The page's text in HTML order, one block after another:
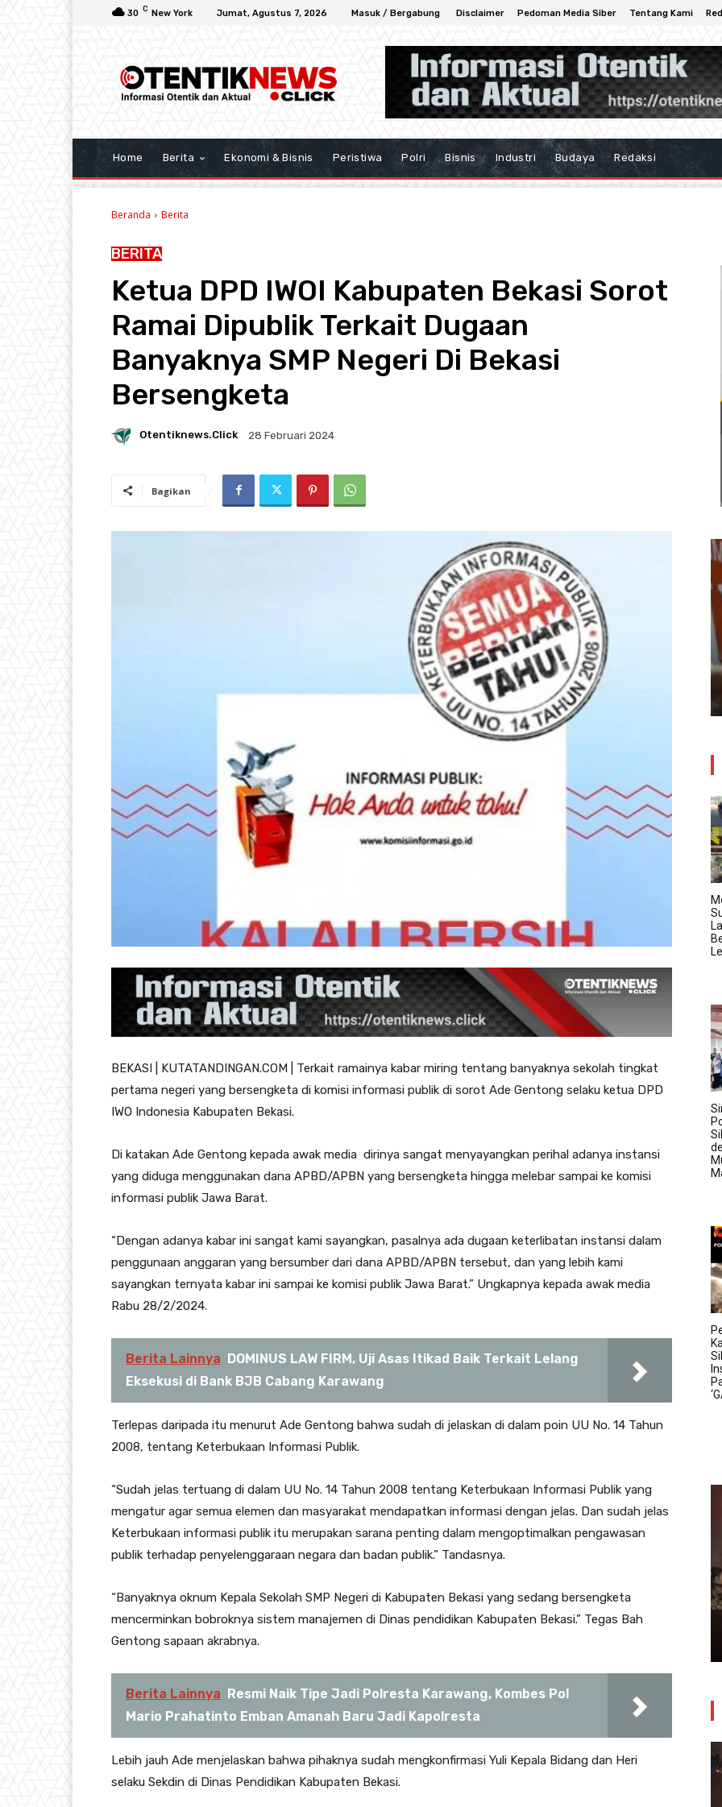
30 C New York Jumat, Agustus 7, 2026 Masuk / Bergabung Disclaimer Pedoman Media Siber Tentang Kami
Home Berita Ekonomi & Bisnis Peristiwa Polri Bisnis Industri Budaya Redaksi
Beranda Berita
BERITA
Ketua DPD IWOI Kabupaten Bekasi Sorot
Ramai Dipublik Terkait Dugaan
Banyaknya SMP Negeri Di Bekasi
Bersengketa
Otentiknews.click 28 Februari 2024
Bagikan
BEKASI | KUTATANDINGAN.COM | Terkait ramainya kabar miring tentang banyaknya sekolah tingkat
pertama negeri yang bersengketa di komisi informasi publik di sorot Ade Gentong selaku ketua DPD
IWO Indonesia Kabupaten Bekasi.
Di katakan Ade Gentong kepada awak media dirinya sangat menyayangkan perihal adanya instansi
yang diduga menggunakan dana APBD/APBN yang bersengketa hingga melebar sampai ke komisi
informasi publik Jawa Barat.
“Dengan adanya kabar ini sangat kami sayangkan, pasalnya ada dugaan keterlibatan instansi dalam
penggunaan anggaran yang bersumber dari dana APBD/APBN tersebut, dan yang lebih kami
sayangkan ternyata kabar ini sampai ke komisi publik Jawa Barat.” Ungkapnya kepada awak media
Rabu 28/2/2024.
Berita Lainnya DOMINUS LAW FIRM, Uji Asas Itikad Baik Terkait Lelang
Eksekusi di Bank BJB Cabang Karawang
Terlepas daripada itu menurut Ade Gentong bahwa sudah di jelaskan di dalam poin UU No. 14 Tahun
2008, tentang Keterbukaan Informasi Publik.
“Sudah jelas tertuang di dalam UU No. 14 Tahun 2008 tentang Keterbukaan Informasi Publik yang
mengatur agar semua elemen dan masyarakat mendapatkan informasi dengan jelas. Dan sudah jelas
Keterbukaan informasi publik itu merupakan sarana penting dalam mengoptimalkan pengawasan
publik terhadap penyelenggaraan negara dan badan publik.” Tandasnya.
“Banyaknya oknum Kepala Sekolah SMP Negeri di Kabupaten Bekasi yang sedang bersengketa
mencerminkan bobroknya sistem manajemen di Dinas pendidikan Kabupaten Bekasi.” Tegas Bah
Gentong sapaan akrabnya.
Berita Lainnya Resmi Naik Tipe Jadi Polresta Karawang, Kombes Pol
Mario Prahatinto Emban Amanah Baru Jadi Kapolresta
Lebih jauh Ade menjelaskan bahwa pihaknya sudah mengkonfirmasi Yuli Kepala Bidang dan Heri
selaku Sekdin di Dinas Pendidikan Kabupaten Bekasi.
Usut Keras Tawuran Remaja di
Klari, Polres Karawang Lakukan
Olah TKP dan Buru Pelaku
22 Juli 2026
Bangunan Toko Swalayan Tokma
Kosambi Jum’at Malam